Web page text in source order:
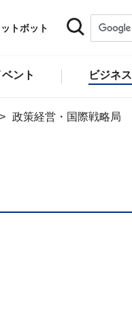
トボット
ント ビジネス
政策経営・国際戦略局